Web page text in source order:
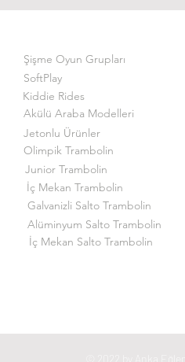
Şişme Oyun Grupları
SoftPlay
Kiddie Rides
Akülü Araba Modelleri
Jetonlu Ürünler
Olimpik Trambolin
Junior Trambolin
İç Mekan Trambolin
Galvanizli Salto Trambolin
Alüminyum Salto Trambolin
İç Mekan Salto Trambolin